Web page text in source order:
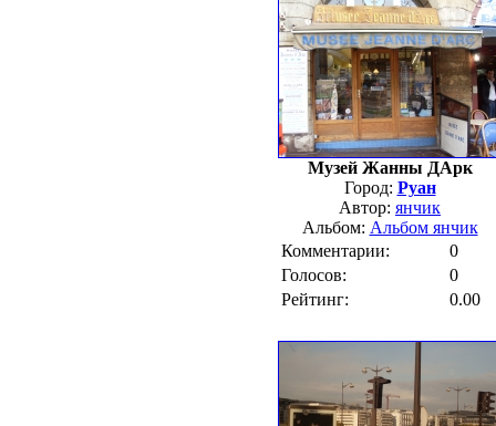
Музей Жанны ДАрк
Город: Руан
Автор: янчик
Альбом: Альбом янчик
Комментарии:
0
Голосов:
0
Рейтинг:
0.00